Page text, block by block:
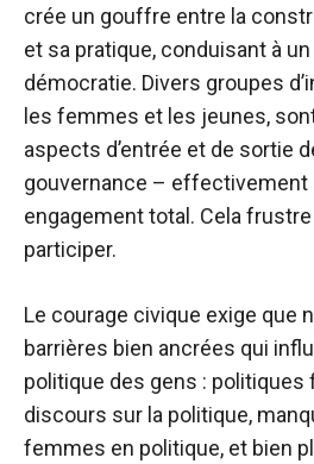
crée un gouffre entre la
et sa pratique, conduisant à un
démocratie. Divers groupes
les femmes et les jeunes,
aspects d’entrée et de sortie
gouvernance – effectivement
engagement total. Cela
participer.
Le courage civique exige que
barrières bien ancrées qui
politique des gens : politiques
discours sur la politique,
femmes en politique, et bien